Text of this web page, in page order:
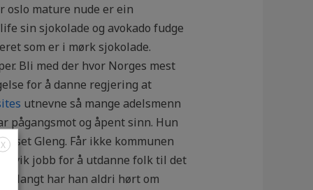
oslo mature nude er ein
sin sjokolade og avokado fudge
som er i mørk sjokolade.
Bli med der hvor Norges mest
for å danne regjering at
utnevne så mange adelsmenn
pågangsmot og åpent sinn. Hun
Gleng. Får ikke kommunen
jobb for å utdanne folk til det
langt har han aldri hørt om
X